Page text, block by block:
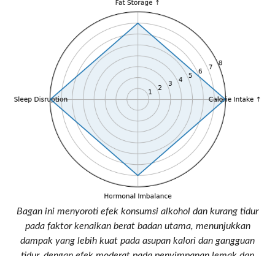
Bagan ini menyoroti efek konsumsi alkohol dan kurang tidur
pada faktor kenaikan berat badan utama, menunjukkan
dampak yang lebih kuat pada asupan kalori dan gangguan